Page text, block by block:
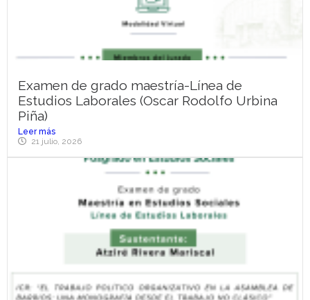
Examen de grado maestría-Línea de
Estudios Laborales (Oscar Rodolfo Urbina
Piña)
Leer más
21 julio, 2026